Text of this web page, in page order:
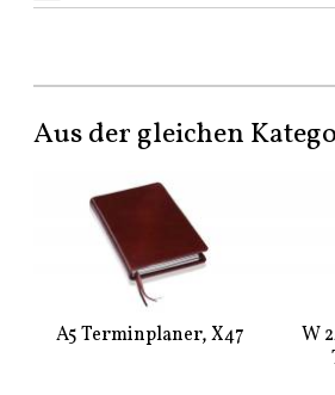
Aus der gleichen
A5 Terminplaner, X47
W